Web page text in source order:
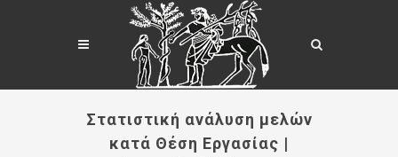
Στατιστική ανάλυση μελών
κατά Θέση Εργασίας |